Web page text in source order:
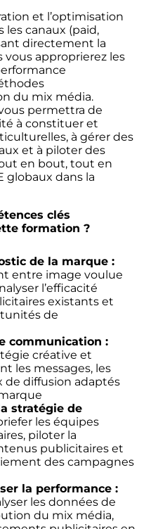
et l’optimisation
les canaux (paid,
directement la
vous approprierez les
du mix média.
permettra de
à constituer et
à gérer des
et à piloter des
en bout, tout en
globaux dans la
clés
formation ?
de la marque :
entre image voulue
l’efficacité
existants et
de
communication :
créative et
les messages, les
de diffusion adaptés
stratégie de
les équipes
piloter la
publicitaires et
des campagnes
la performance :
les données de
du mix média,